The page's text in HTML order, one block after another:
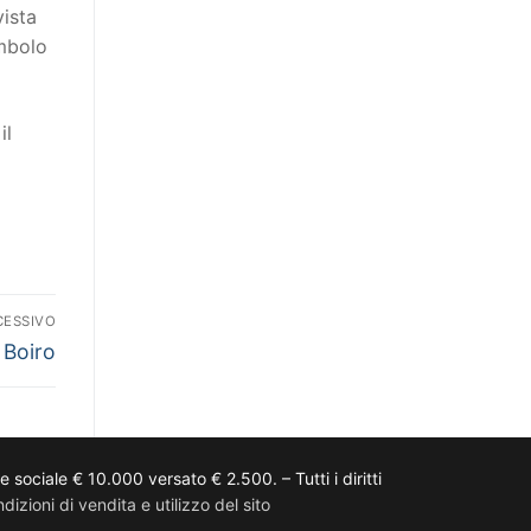
sociale € 10.000 versato € 2.500. – Tutti i diritti
di vendita e utilizzo del sito